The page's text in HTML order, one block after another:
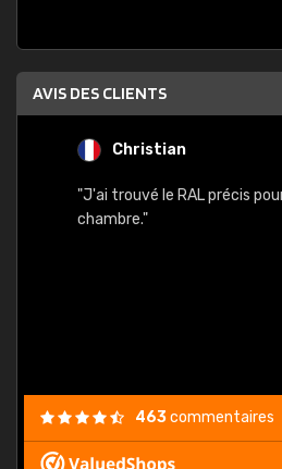
AVIS DES CLIENTS
Christian
"J'ai trouvé le RAL précis
chambre."
463commentaires